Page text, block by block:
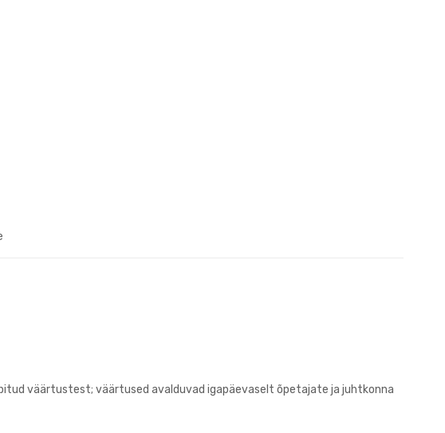
väärtustest; väärtused avalduvad igapäevaselt õpetajate ja juhtkonna